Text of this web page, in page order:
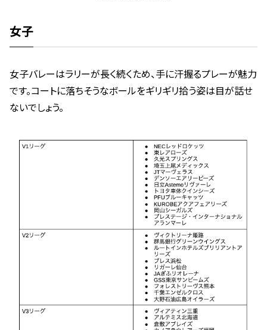
女子
女子バレーはラリーが長く続くため、手に汗握るプレーが魅力
です。コートに落ちそうなボールをギリギリ拾う姿は目が話せ
ないでしょう。